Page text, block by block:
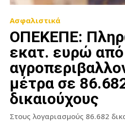
Ασφαλιστικά
ΟΠΕΚΕΠΕ:
εκατ. ευρώ από
μέτρα σε
δικαιούχους
Στους λογαριασμούς 86.682